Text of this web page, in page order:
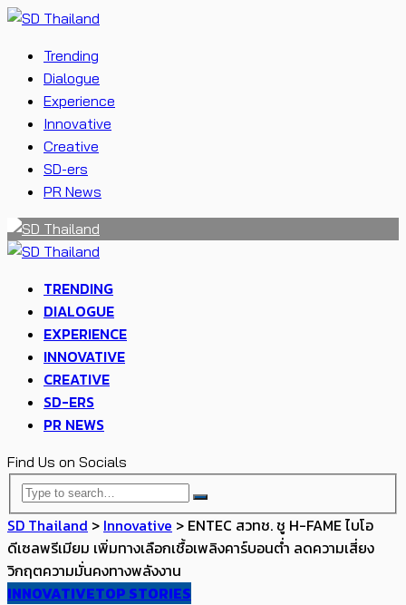
Trending
Dialogue
Experience
Innovative
Creative
SD-ers
PR News
TRENDING
DIALOGUE
EXPERIENCE
INNOVATIVE
CREATIVE
SD-ERS
PR NEWS
Find Us on Socials
SD Thailand > Innovative > ENTEC สวทช. ชู H-FAME ไบโอ
ดีเซลพรีเมียม เพิ่มทางเลือกเชื้อเพลิงคาร์บอนต่ำ ลดความเสี่ยง
วิกฤตความมั่นคงทางพลังงาน
INNOVATIVETOP STORIES